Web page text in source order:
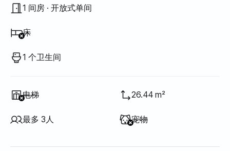
1 间房 · 开放式单间
不提供
床
1 个卫生间
不提供
电梯 26.44 m²
最多 3人 不提供
宠物